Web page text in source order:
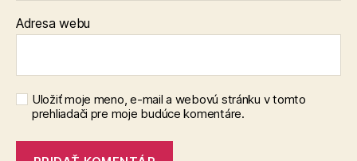
Adresa webu
Uložiť moje meno, e-mail a webovú stránku v tomto
prehliadači pre moje budúce komentáre.